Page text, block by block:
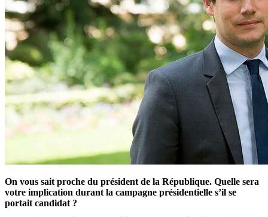
On vous sait proche du président de la République. Quelle sera
votre implication durant la campagne présidentielle s’il se
portait candidat ?